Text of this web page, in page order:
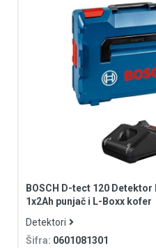
BOSCH D-tect 120
1x2Ah punjač i L-Boxx kofer
Detektori
Šifra: 0601081301